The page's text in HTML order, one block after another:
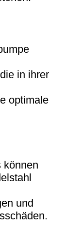
in ihrer
optimale
können
und